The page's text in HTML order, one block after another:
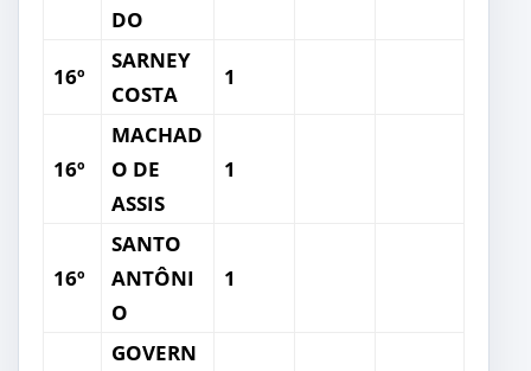
DO
16º
SARNEY
COSTA
1
16º
MACHAD
O DE
ASSIS
1
16º
SANTO
ANTÔNI
O
1
GOVERN